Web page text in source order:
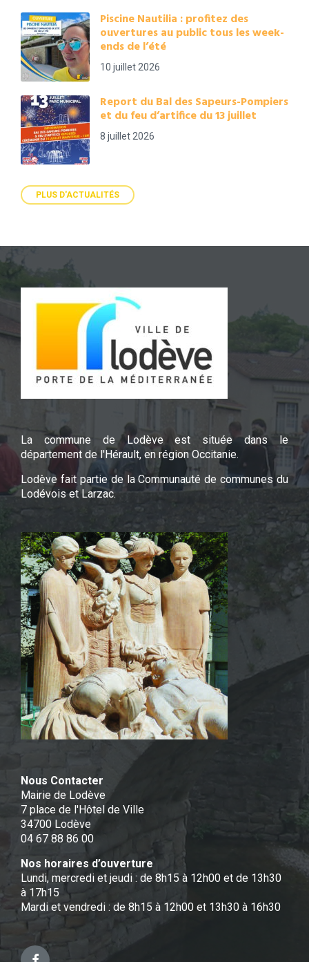
Piscine Nautilia : profitez des
ouvertures au public tous les week-
ends de l’été
10 juillet 2026
Report du Bal des Sapeurs-Pompiers
et du feu d’artifice du 13 juillet
8 juillet 2026
PLUS D'ACTUALITÉS
La commune de Lodève est située dans le
département de l'Hérault, en région Occitanie.
Lodève fait partie de la Communauté de communes du
Lodévois et Larzac.
Nous Contacter
Mairie de Lodève
7 place de l'Hôtel de Ville
34700 Lodève
04 67 88 86 00
Nos horaires d’ouverture
Lundi, mercredi et jeudi : de 8h15 à 12h00 et de 13h30
à 17h15
Mardi et vendredi : de 8h15 à 12h00 et 13h30 à 16h30
Facebook